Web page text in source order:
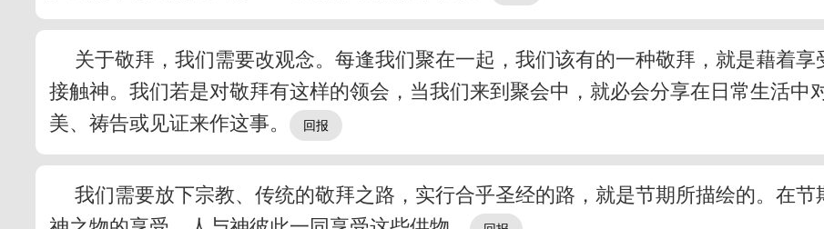
关于敬拜，我们需要改观念。每逢我们聚在一起，我们该有的一种敬拜，就是藉着
接触神。我们若是对敬拜有这样的领会，当我们来到聚会中，就必会分享在日常生活中
美、祷告或见证来作这事。
我们需要放下宗教、传统的敬拜之路，实行合乎圣经的路，就是节期所描绘的。在